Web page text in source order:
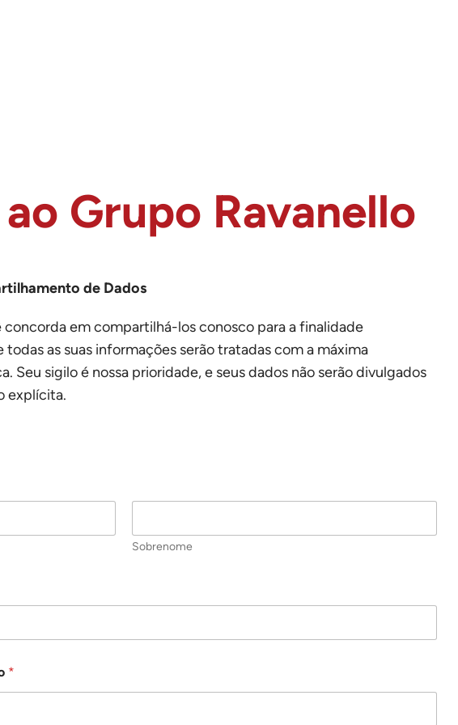
Grupo Ravanello
de Dados
em compartilhá-los conosco para a finalidade
as suas informações serão tratadas com a máxima
Seu sigilo é nossa prioridade, e seus dados não serão divulgados
explícita.
Sobrenome
*